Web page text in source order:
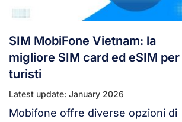
delle cose da fare dopo aver […]
SIM MobiFone Vietnam: la
migliore SIM card ed eSIM per
turisti
Latest update: January 2026
Mobifone offre diverse opzioni di